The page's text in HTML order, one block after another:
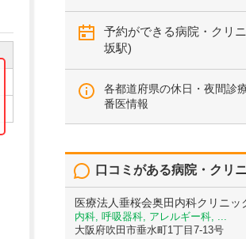
予約ができる病院・クリ
坂駅)
各都道府県の休日・夜間診
番医情報
口コミがある病院・クリ
医療法人垂桜会奥田内科クリニッ
内科, 呼吸器科, アレルギー科, ...
大阪府吹田市垂水町1丁目7-13号